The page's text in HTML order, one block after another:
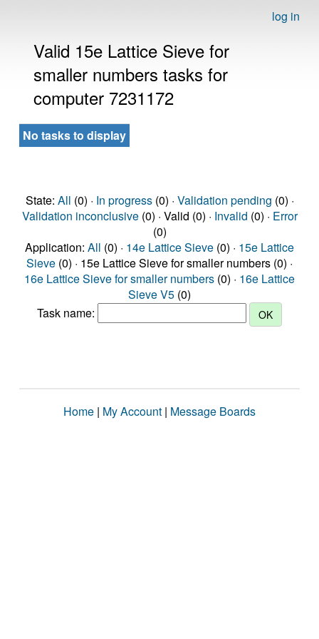
log in
Valid 15e Lattice Sieve for
smaller numbers tasks for
computer 7231172
No tasks to display
State: All (0) · In progress(0) · Validation pending (0) ·
Validation inconclusive(0) · Valid (0) · Invalid (0) · Error
(0)
Application: All (0) · 14e Lattice Sieve (0) · 15e Lattice
Sieve (0) · 15e Lattice Sieve for smaller numbers (0) ·
16e Lattice Sieve for smaller numbers (0) · 16e Lattice
Sieve V5 (0)
Task name:
Home | My Account | Message Boards